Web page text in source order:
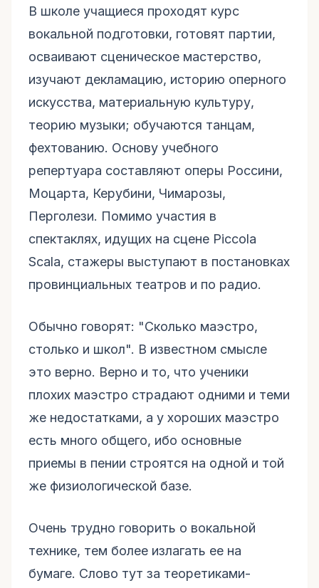
В школе учащиеся проходят курс
вокальной подготовки, готовят партии,
осваивают сценическое мастерство,
изучают декламацию, историю оперного
искусства, материальную культуру,
теорию музыки; обучаются танцам,
фехтованию. Основу учебного
репертуара составляют оперы Россини,
Моцарта, Керубини, Чимарозы,
Перголези. Помимо участия в
спектаклях, идущих на сцене Piccola
Scala, стажеры выступают в постановках
провинциальных театров и по радио.
Обычно говорят: "Сколько маэстро,
столько и школ". В известном смысле
это верно. Верно и то, что ученики
плохих маэстро страдают одними и теми
же недостатками, а у хороших маэстро
есть много общего, ибо основные
приемы в пении строятся на одной и той
же физиологической базе.
Очень трудно говорить о вокальной
технике, тем более излагать ее на
бумаге. Слово тут за теоретиками-